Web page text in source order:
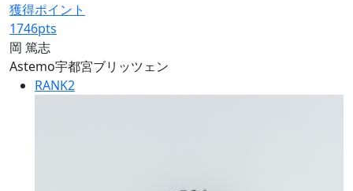
獲得ポイント
1746pts
岡 篤志
Astemo宇都宮ブリッツェン
RANK2